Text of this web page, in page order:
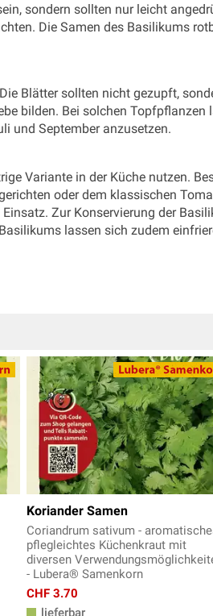
sondern sollten nur leicht
Die Samen des Basilikums
Blätter sollten nicht gezupft,
bilden. Bei solchen Topfpflanzen
und September anzusetzen.
Variante in der Küche nutzen.
oder dem klassischen
Zur Konservierung der
lassen sich zudem
Koriander Samen
Coriandrum sativum -
pflegleichtes Küchenkraut mit
diversen
- Lubera® Samenkorn
CHF 3.70